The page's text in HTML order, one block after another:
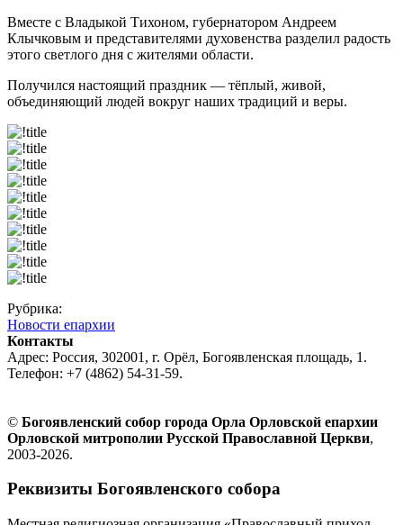
Вместе с Владыкой Тихоном, губернатором Андреем
Клычковым и представителями духовенства разделил радость
этого светлого дня с жителями области.
Получился настоящий праздник — тёплый, живой,
объединяющий людей вокруг наших традиций и веры.
Рубрика:
Новости епархии
Контакты
Адрес: Россия, 302001, г. Орёл, Богоявленская площадь, 1.
Телефон: +7 (4862) 54-31-59.
© Богоявленский собор города Орла Орловской епархии
Орловской митрополии Русской Православной Церкви,
2003-2026.
Реквизиты Богоявленского собора